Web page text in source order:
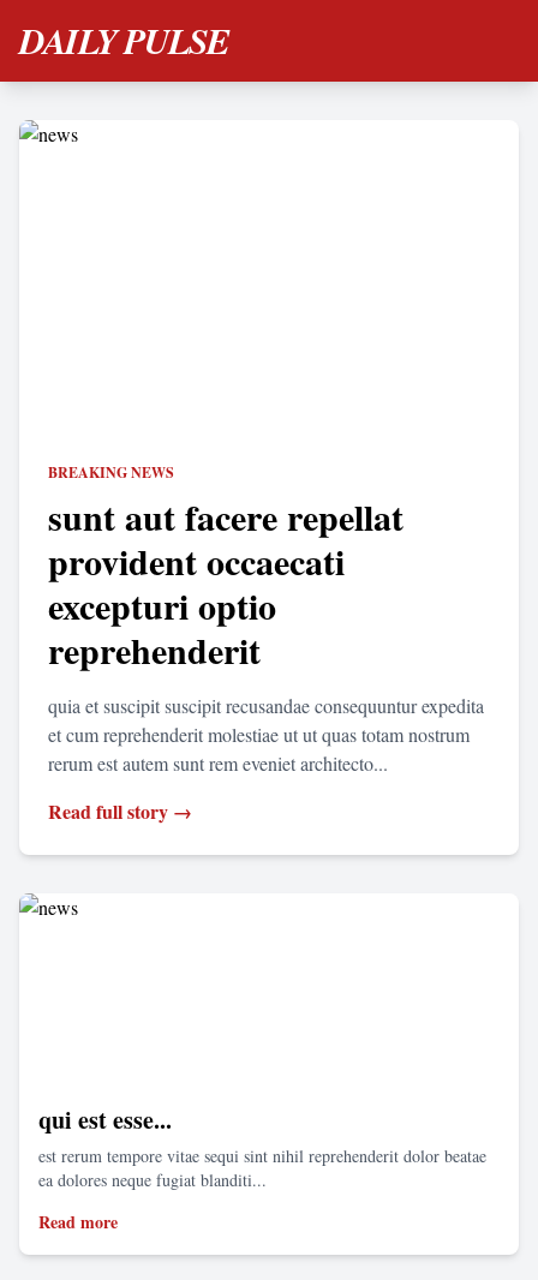
DAILY PULSE
BREAKING NEWS
sunt aut facere repellat
provident occaecati
excepturi optio
reprehenderit
quia et suscipit suscipit recusandae consequuntur expedita
et cum reprehenderit molestiae ut ut quas totam nostrum
rerum est autem sunt rem eveniet architecto...
Read full story →
qui est esse...
est rerum tempore vitae sequi sint nihil reprehenderit dolor beatae
ea dolores neque fugiat blanditi...
Read more